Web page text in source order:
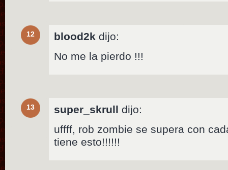
12 blood2k dijo:
No me la pierdo !!!
13 super_skrull dijo:
uffff, rob zombie se supera con
tiene esto!!!!!!